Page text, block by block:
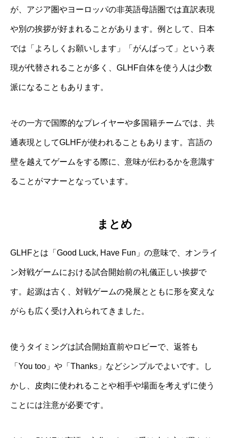
が、アジア圏やヨーロッパの非英語母語圏では直訳表現
や別の挨拶が好まれることがあります。例として、日本
では「よろしくお願いします」「がんばって」という表
現が代替されることが多く、GLHF自体を使う人は少数
派になることもあります。
その一方で国際的なプレイヤーや多国籍チームでは、共
通表現としてGLHFが使われることもあります。言語の
壁を越えてゲームをする際に、意味が伝わるかを意識す
ることがマナーとなっています。
まとめ
GLHFとは「Good Luck, Have Fun」の意味で、オンライ
ン対戦ゲームにおける試合開始前の礼儀正しい挨拶で
す。起源は古く、対戦ゲームの発展とともに形を変えな
がらも広く受け入れられてきました。
使うタイミングは試合開始直前やロビーで、返答も
「You too」や「Thanks」などシンプルでよいです。し
かし、皮肉に使われることや相手や場面を考えずに使う
ことには注意が必要です。